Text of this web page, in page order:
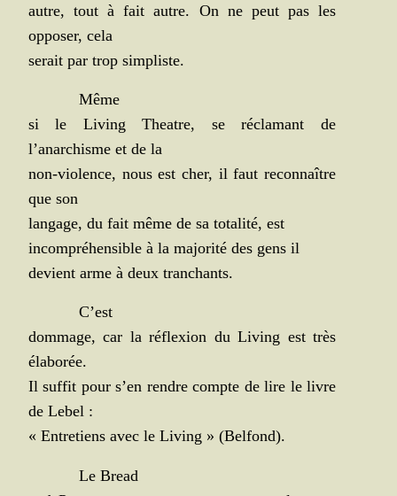
autre, tout à fait autre. On ne peut pas les
oppo­ser, cela
serait par trop simpliste.
Même
si le Living Theatre, se récla­mant de
l’anarchisme et de la
non-vio­lence, nous est cher, il faut recon­naître
que son
lan­gage, du fait même de sa tota­li­té, est
incom­pré­hen­sible à la majo­ri­té des gens il
devient arme à deux tranchants.
C’est
dom­mage, car la réflexion du Living est très
élaborée.
Il suf­fit pour s’en rendre compte de lire le livre
de Lebel :
« Entre­tiens avec le Living » (Bel­fond).
Le Bread